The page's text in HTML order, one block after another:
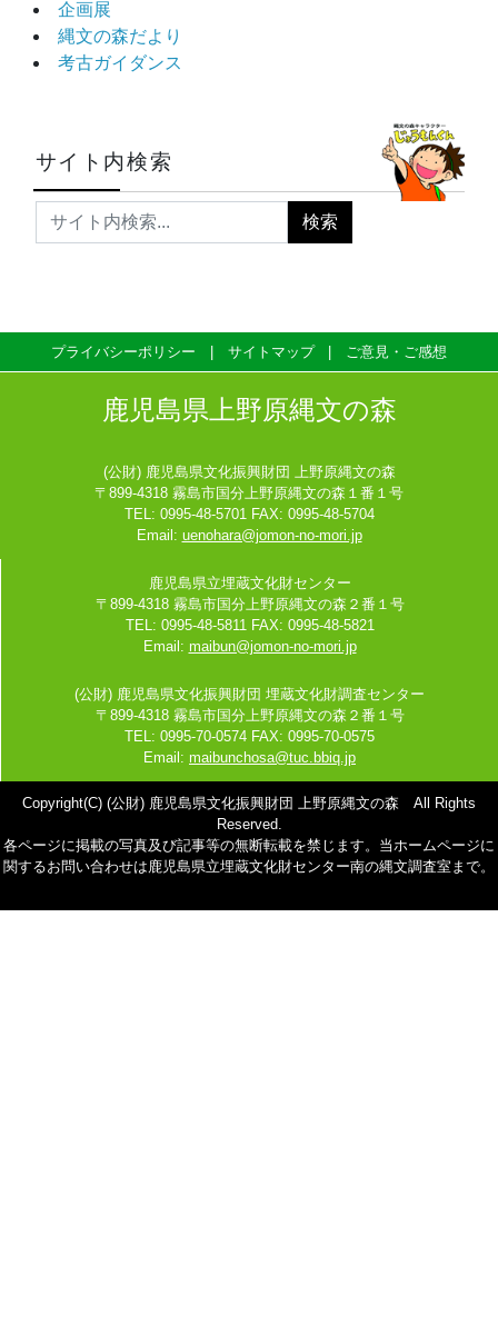
企画展
縄文の森だより
考古ガイダンス
サイト内検索
プライバシーポリシー サイトマップ ご意見・ご感想
鹿児島県上野原縄文の森
(公財) 鹿児島県文化振興財団 上野原縄文の森
〒899-4318 霧島市国分上野原縄文の森１番１号
TEL: 0995-48-5701 FAX: 0995-48-5704
Email: uenohara@jomon-no-mori.jp
鹿児島県立埋蔵文化財センター
〒899-4318 霧島市国分上野原縄文の森２番１号
TEL: 0995-48-5811 FAX: 0995-48-5821
Email: maibun@jomon-no-mori.jp
(公財) 鹿児島県文化振興財団 埋蔵文化財調査センター
〒899-4318 霧島市国分上野原縄文の森２番１号
TEL: 0995-70-0574 FAX: 0995-70-0575
Email: maibunchosa@tuc.bbiq.jp
Copyright(C) (公財) 鹿児島県文化振興財団 上野原縄文の森 All Rights
Reserved.
各ページに掲載の写真及び記事等の無断転載を禁じます。当ホームページに
関するお問い合わせは鹿児島県立埋蔵文化財センター南の縄文調査室まで。